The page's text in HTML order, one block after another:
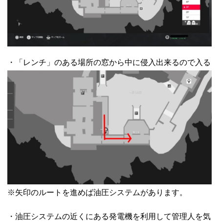
・「レンチ」のある場所の窓から中に侵入出来るので入る
※矢印のルートを進めば油圧システムがあります。
・油圧システムの近くにある発電機を利用して管理人を気